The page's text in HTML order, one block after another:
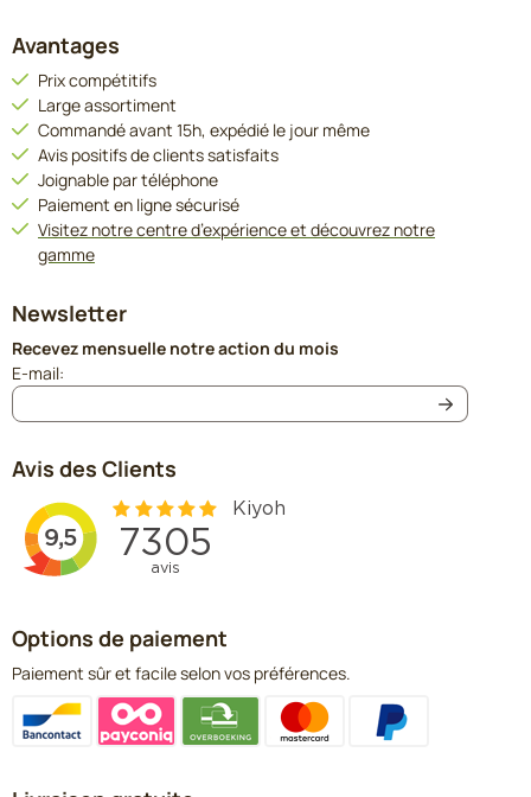
Avantages
Prix compétitifs
Large assortiment
Commandé avant 15h, expédié le jour même
Avis positifs de clients satisfaits
Joignable par téléphone
Paiement en ligne sécurisé
Visitez notre centre d’expérience et découvrez notre
gamme
Newsletter
Recevez mensuelle notre action du mois
E-mail:
Avis des Clients
Options de paiement
Paiement sûr et facile selon vos préférences.